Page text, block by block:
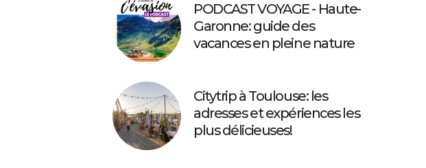
PODCAST VOYAGE - Haute-
Garonne: guide des
vacances en pleine nature
Citytrip à Toulouse: les
adresses et expériences les
plus délicieuses!